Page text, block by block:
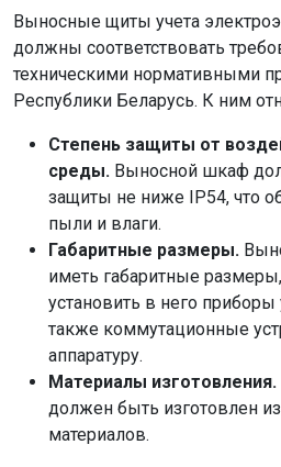
Выносные щиты учета
должны соответствовать
техническими нормативными
Республики Беларусь. К ним
Степень защиты от
среды. Выносной шкаф
защиты не ниже IP54, что
пыли и влаги.
Габаритные размеры.
иметь габаритные
установить в него приборы
также коммутационные
аппаратуру.
Материалы изготовления.
должен быть изготовлен
материалов.